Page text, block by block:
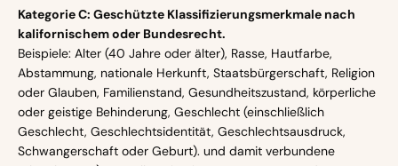
Kategorie C: Geschützte Klassifizierungsmerkmale nach
kalifornischem oder Bundesrecht.
Beispiele: Alter (40 Jahre oder älter), Rasse, Hautfarbe,
Abstammung, nationale Herkunft, Staatsbürgerschaft, Religion
oder Glauben, Familienstand, Gesundheitszustand, körperliche
oder geistige Behinderung, Geschlecht (einschließlich
Geschlecht, Geschlechtsidentität, Geschlechtsausdruck,
Schwangerschaft oder Geburt). und damit verbundene